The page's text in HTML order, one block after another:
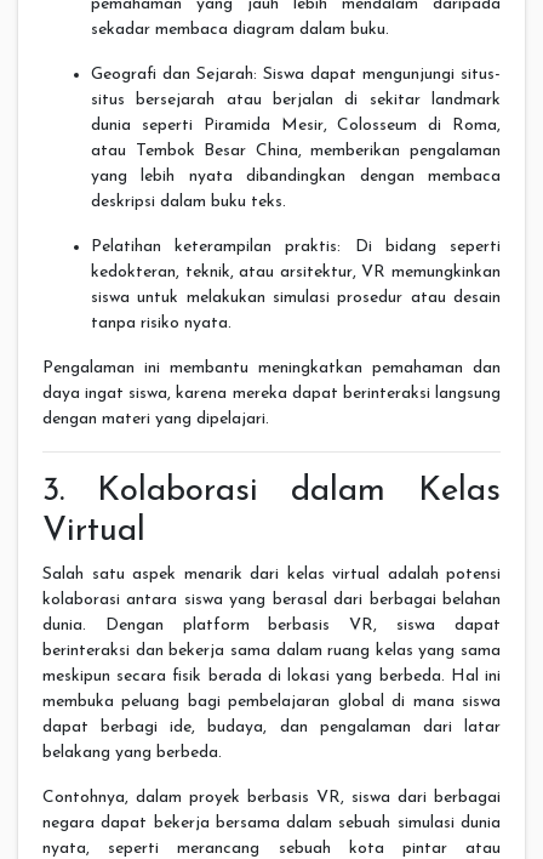
pemahaman yang jauh lebih mendalam daripada
sekadar membaca diagram dalam buku.
Geografi dan Sejarah: Siswa dapat mengunjungi situs-
situs bersejarah atau berjalan di sekitar landmark
dunia seperti Piramida Mesir, Colosseum di Roma,
atau Tembok Besar China, memberikan pengalaman
yang lebih nyata dibandingkan dengan membaca
deskripsi dalam buku teks.
Pelatihan keterampilan praktis: Di bidang seperti
kedokteran, teknik, atau arsitektur, VR memungkinkan
siswa untuk melakukan simulasi prosedur atau desain
tanpa risiko nyata.
Pengalaman ini membantu meningkatkan pemahaman dan
daya ingat siswa, karena mereka dapat berinteraksi langsung
dengan materi yang dipelajari.
3. Kolaborasi dalam Kelas
Virtual
Salah satu aspek menarik dari kelas virtual adalah potensi
kolaborasi antara siswa yang berasal dari berbagai belahan
dunia. Dengan platform berbasis VR, siswa dapat
berinteraksi dan bekerja sama dalam ruang kelas yang sama
meskipun secara fisik berada di lokasi yang berbeda. Hal ini
membuka peluang bagi pembelajaran global di mana siswa
dapat berbagi ide, budaya, dan pengalaman dari latar
belakang yang berbeda.
Contohnya, dalam proyek berbasis VR, siswa dari berbagai
negara dapat bekerja bersama dalam sebuah simulasi dunia
nyata, seperti merancang sebuah kota pintar atau